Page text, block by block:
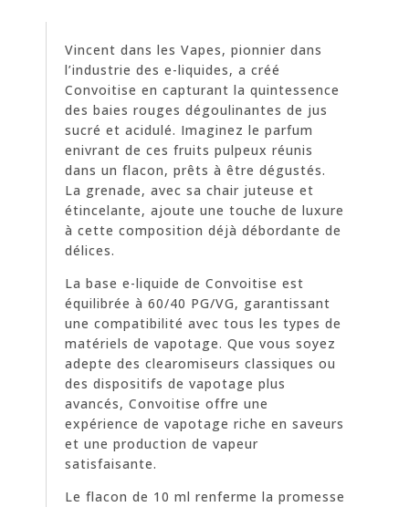
Vincent dans les Vapes, pionnier dans
l’industrie des e-liquides, a créé
Convoitise en capturant la quintessence
des baies rouges dégoulinantes de jus
sucré et acidulé. Imaginez le parfum
enivrant de ces fruits pulpeux réunis
dans un flacon, prêts à être dégustés.
La grenade, avec sa chair juteuse et
étincelante, ajoute une touche de luxure
à cette composition déjà débordante de
délices.
La base e-liquide de Convoitise est
équilibrée à 60/40 PG/VG, garantissant
une compatibilité avec tous les types de
matériels de vapotage. Que vous soyez
adepte des clearomiseurs classiques ou
des dispositifs de vapotage plus
avancés, Convoitise offre une
expérience de vapotage riche en saveurs
et une production de vapeur
satisfaisante.
Le flacon de 10 ml renferme la promesse